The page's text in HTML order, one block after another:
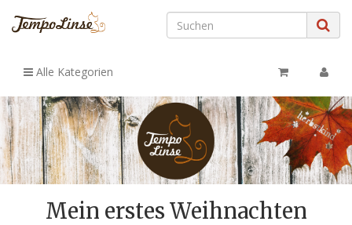
Alle Kategorien
Mein erstes Weihnachten